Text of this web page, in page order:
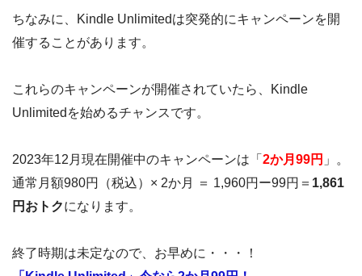
ちなみに、Kindle Unlimitedは突発的にキャンペーンを開
催することがあります。
これらのキャンペーンが開催されていたら、Kindle
Unlimitedを始めるチャンスです。
2023年12月現在開催中のキャンペーンは「 2か月99円 」。
通常月額980円（税込）× 2か月 ＝ 1,960円ー99円＝ 1,861
円おトクになります。
終了時期は未定なので、お早めに・・・！